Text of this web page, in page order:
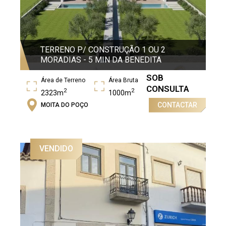
TERRENO P/ CONSTRUÇÃO 1 OU 2
MORADIAS - 5 MIN DA BENEDITA
Área de Terreno
2323m2
Área Bruta
1000m2
SOB
CONSULTA
MOITA DO POÇO CONTACTAR
VENDIDO